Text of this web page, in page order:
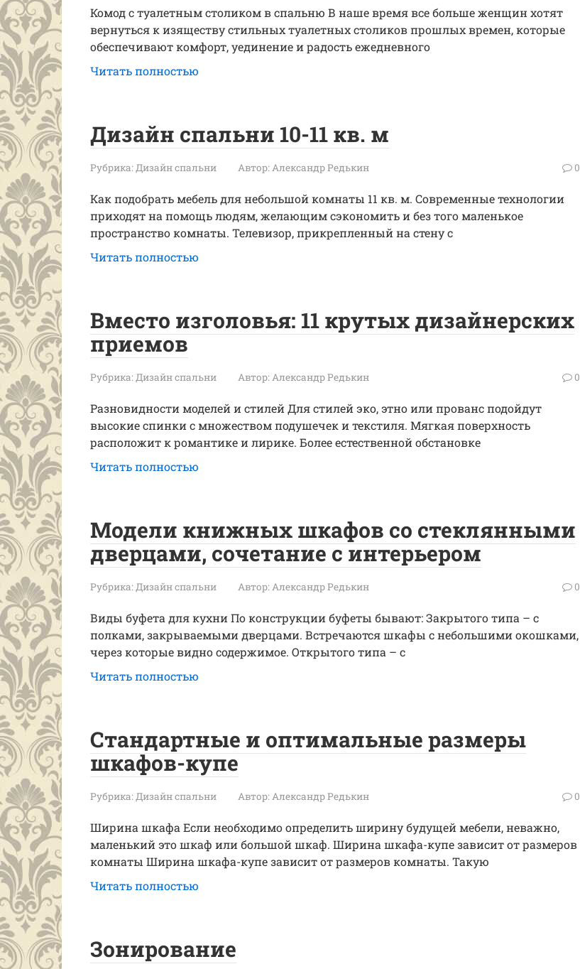
Комод с туалетным столиком в спальню В наше время все больше женщин хотят
вернуться к изяществу стильных туалетных столиков прошлых времен, которые
обеспечивают комфорт, уединение и радость ежедневного
Читать полностью
Дизайн cпальни 10-11 кв. м
Рубрика:Дизайн спальни Автор:Александр Редькин 0
Как подобрать мебель для небольшой комнаты 11 кв. м. Современные технологии
приходят на помощь людям, желающим сэкономить и без того маленькое
пространство комнаты. Телевизор, прикрепленный на стену с
Читать полностью
Вместо изголовья: 11 крутых дизайнерских
приемов
Рубрика:Дизайн спальни Автор:Александр Редькин 0
Разновидности моделей и стилей Для стилей эко, этно или прованс подойдут
высокие спинки с множеством подушечек и текстиля. Мягкая поверхность
расположит к романтике и лирике. Более естественной обстановке
Читать полностью
Модели книжных шкафов со стеклянными
дверцами, сочетание с интерьером
Рубрика:Дизайн спальни Автор:Александр Редькин 0
Виды буфета для кухни По конструкции буфеты бывают: Закрытого типа – с
полками, закрываемыми дверцами. Встречаются шкафы с небольшими окошками,
через которые видно содержимое. Открытого типа – с
Читать полностью
Стандартные и оптимальные размеры
шкафов-купе
Рубрика:Дизайн спальни Автор:Александр Редькин 0
Ширина шкафа Если необходимо определить ширину будущей мебели, неважно,
маленький это шкаф или большой шкаф. Ширина шкафа-купе зависит от размеров
комнаты Ширина шкафа-купе зависит от размеров комнаты. Такую
Читать полностью
Зонирование